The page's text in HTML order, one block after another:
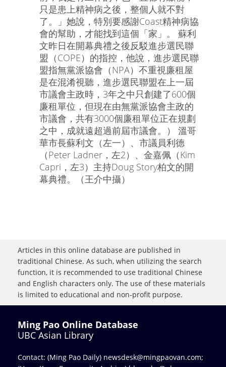
只是患上精神病之後，整個人就不對
了。」她說，特別要感謝Coast精神病協
會的幫助，才能找到這個「家」。 蘇利
文昨日在開幕典禮之後反駁進步選民聯
盟（COPE）的指控，他說，進步選民聯
盟指無黨派協會（NPA）不重視廉租屋
是在混淆視聽，進步選民聯盟在上一屆
市議會主政時，3年之中只創建了600個
廉租單位，但現在由無黨派協會主政的
市議會，共有3000個廉租單位正在規劃
之中，成就遠超過前屆市議會。） 溫哥
華市長蘇利文（左一）、市議員利德
（Peter Ladner，左2）、金嘉佩（Kim
Capri，左3）主持Doug Story柏文的開
幕典禮。（王介中攝）
Articles in this online database are published in
traditional Chinese. As such, when utilizing the search
function, it is recommended to use traditional Chinese
and English characters only. The use of these materials
is limited to educational and non-profit purpose.
Ming Pao Online Database
UBC Asian Library
Contact: (Ming Pao Daily) newsdesk@mingpaovan.com;